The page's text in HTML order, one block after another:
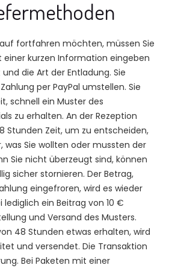
fortfahren möchten, müssen Sie
einer kurzen Information eingeben
die Art der Entladung. Sie
per PayPal umstellen. Sie
schnell ein Muster des
zu erhalten. An der Rezeption
Stunden Zeit, um zu entscheiden,
was Sie wollten oder mussten der
Sie nicht überzeugt sind, können
sicher stornieren. Der Betrag,
eingefroren, wird es wieder
ein Beitrag von 10 €
und Versand des Musters.
48 Stunden etwas erhalten, wird
und versendet. Die Transaktion
Bei Paketen mit einer